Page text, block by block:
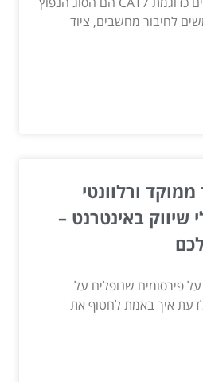
לחיבור מחשבים, ציוד
ורלוונטי
שיווק באינטרנט –
פירסומים שנופלים על
לדעת איך באמת לחטוף את